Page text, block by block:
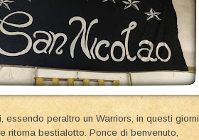
peraltro un Warriors, in questi giorni
bestialotto. Ponce di benvenuto,